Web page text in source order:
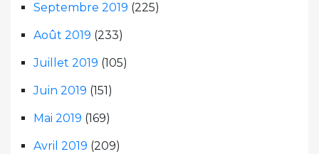
Septembre 2019 (225)
Août 2019 (233)
Juillet 2019 (105)
Juin 2019 (151)
Mai 2019 (169)
Avril 2019 (209)